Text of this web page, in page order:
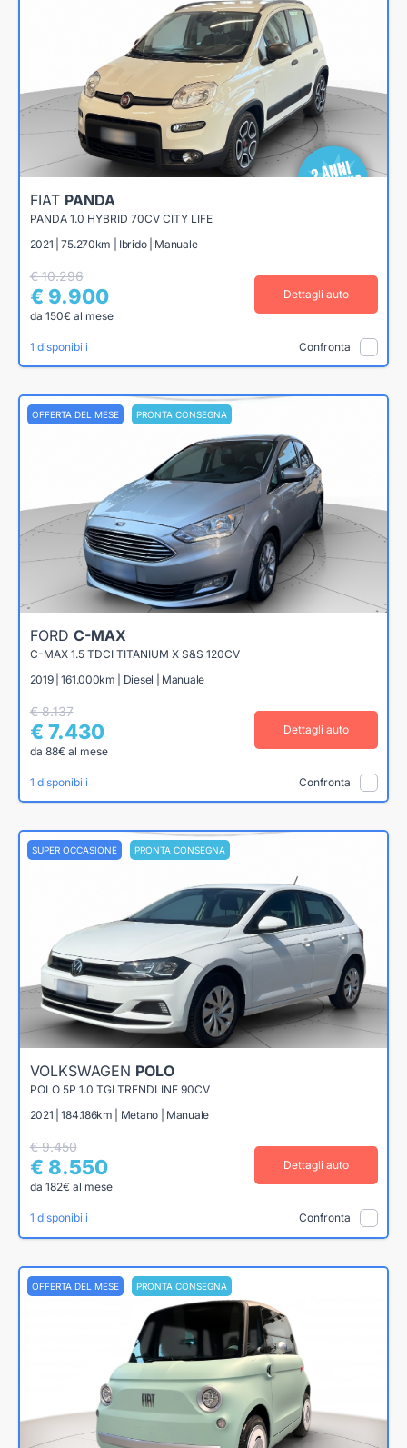
FIAT PANDA
PANDA 1.0 HYBRID 70CV CITY LIFE
2021 | 75.270km | Ibrido | Manuale
€ 10.296
€ 9.900
da 150€ al mese
Dettagli auto
1 disponibili Confronta
OFFERTA DEL MESE PRONTA CONSEGNA
FORD C-MAX
C-MAX 1.5 TDCI TITANIUM X S&S 120CV
2019 | 161.000km | Diesel | Manuale
€ 8.137
€ 7.430
da 88€ al mese
Dettagli auto
1 disponibili Confronta
SUPER OCCASIONE PRONTA CONSEGNA
VOLKSWAGEN POLO
POLO 5P 1.0 TGI TRENDLINE 90CV
2021 | 184.186km | Metano | Manuale
€ 9.450
€ 8.550
da 182€ al mese
Dettagli auto
1 disponibili Confronta
OFFERTA DEL MESE PRONTA CONSEGNA